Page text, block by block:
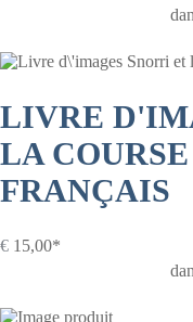
LIVRE
LA
FRANÇAIS
€ 15,00*